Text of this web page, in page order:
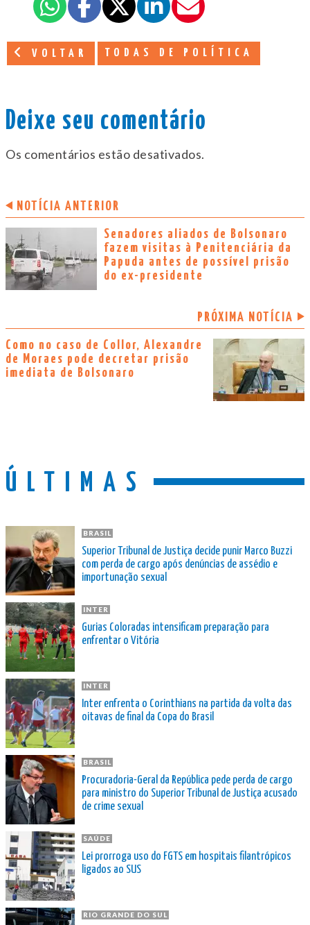
VOLTAR TODAS DE POLÍTICA
Deixe seu comentário
Os comentários estão desativados.
NOTÍCIA ANTERIOR
Senadores aliados de Bolsonaro
fazem visitas à Penitenciária da
Papuda antes de possível prisão
do ex-presidente
PRÓXIMA NOTÍCIA
Como no caso de Collor, Alexandre
de Moraes pode decretar prisão
imediata de Bolsonaro
ÚLTIMAS
BRASIL
Superior Tribunal de Justiça decide punir Marco Buzzi
com perda de cargo após denúncias de assédio e
importunação sexual
INTER
Gurias Coloradas intensificam preparação para
enfrentar o Vitória
INTER
Inter enfrenta o Corinthians na partida da volta das
oitavas de final da Copa do Brasil
BRASIL
Procuradoria-Geral da República pede perda de cargo
para ministro do Superior Tribunal de Justiça acusado
de crime sexual
SAÚDE
Lei prorroga uso do FGTS em hospitais filantrópicos
ligados ao SUS
RIO GRANDE DO SUL